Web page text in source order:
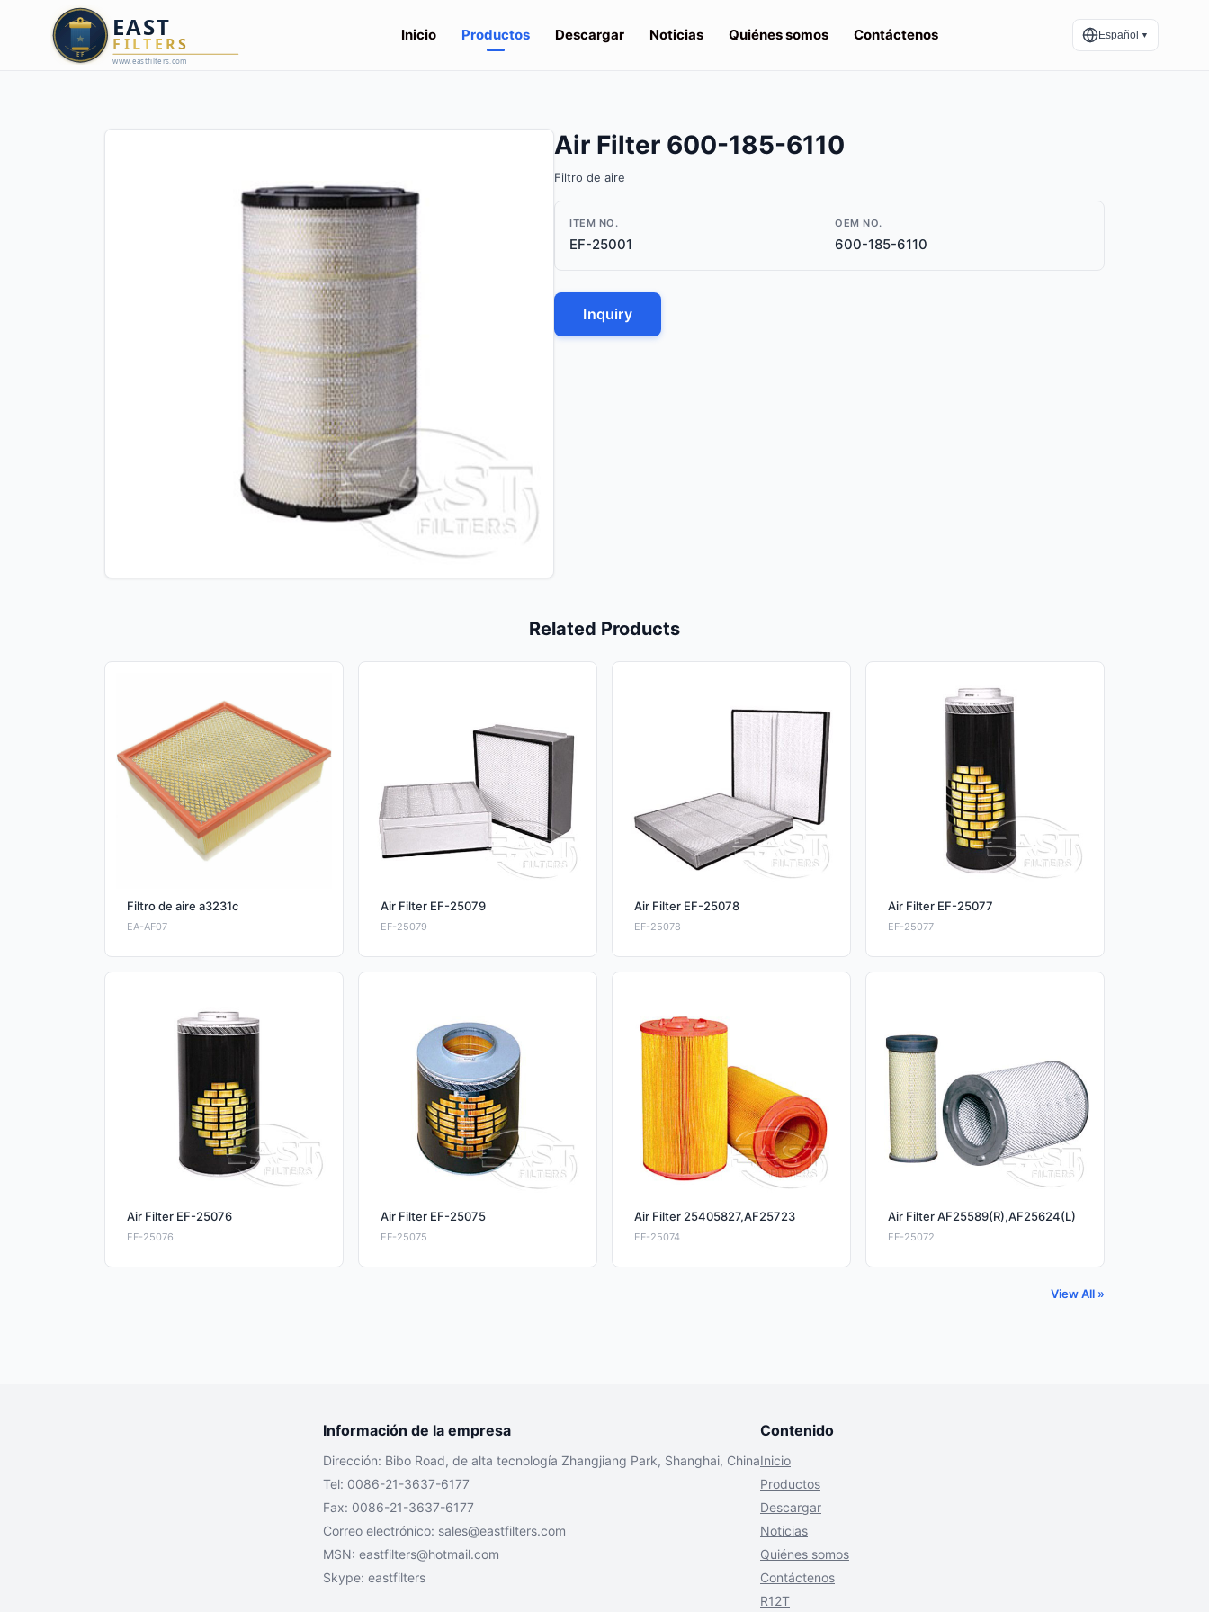
Inicio Productos Descargar Noticias Quiénes somos Contáctenos Español ▼
Air Filter 600-185-6110
Filtro de aire
ITEM NO.
EF-25001
OEM NO.
600-185-6110
Inquiry
Related Products
Filtro de aire a3231c
EA-AF07
Air Filter EF-25079
EF-25079
Air Filter EF-25078
EF-25078
Air Filter EF-25077
EF-25077
Air Filter EF-25076
EF-25076
Air Filter EF-25075
EF-25075
Air Filter 25405827,AF25723
EF-25074
Air Filter AF25589(R),AF25624(L)
EF-25072
View All »
Información de la empresa
Dirección: Bibo Road, de alta tecnología Zhangjiang Park, Shanghai, China
Tel: 0086-21-3637-6177
Fax: 0086-21-3637-6177
Correo electrónico: sales@eastfilters.com
MSN: eastfilters@hotmail.com
Skype: eastfilters
Contenido
Inicio
Productos
Descargar
Noticias
Quiénes somos
Contáctenos
R12T